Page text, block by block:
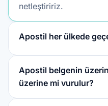
netleştiririz.
Apostil her ülkede
Apostil belgenin
üzerine mi vurulur?